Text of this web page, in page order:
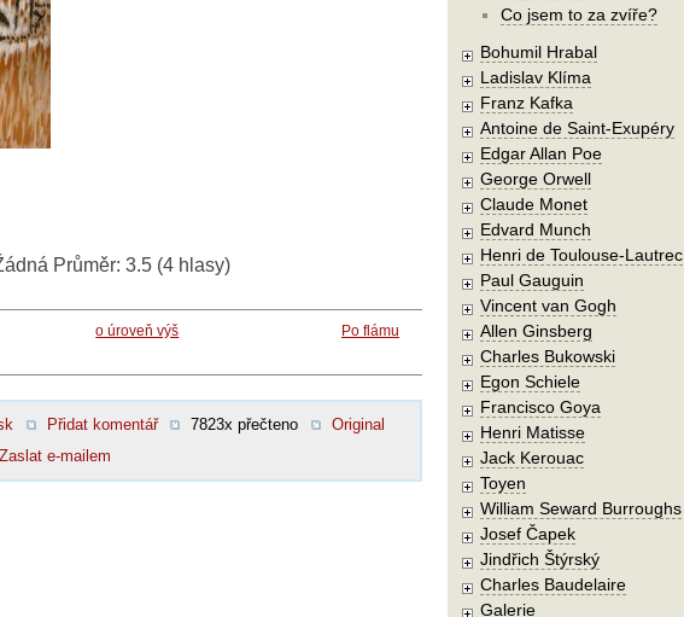
Průměr: 3.5 (4 hlasy)
o úroveň výš Po flámu
Přidat komentář 7823x přečteno
Original
Zaslat e-mailem
Co jsem to za zvíře?
Bohumil Hrabal
Ladislav Klíma
Franz Kafka
Antoine de Saint-Exupéry
Edgar Allan Poe
George Orwell
Claude Monet
Edvard Munch
Henri de Toulouse-Lautrec
Paul Gauguin
Vincent van Gogh
Allen Ginsberg
Charles Bukowski
Egon Schiele
Francisco Goya
Henri Matisse
Jack Kerouac
Toyen
William Seward Burroughs
Josef Čapek
Jindřich Štýrský
Charles Baudelaire
Galerie